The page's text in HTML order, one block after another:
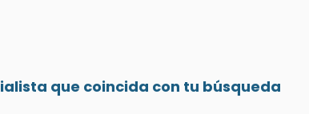
que coincida con tu búsqueda